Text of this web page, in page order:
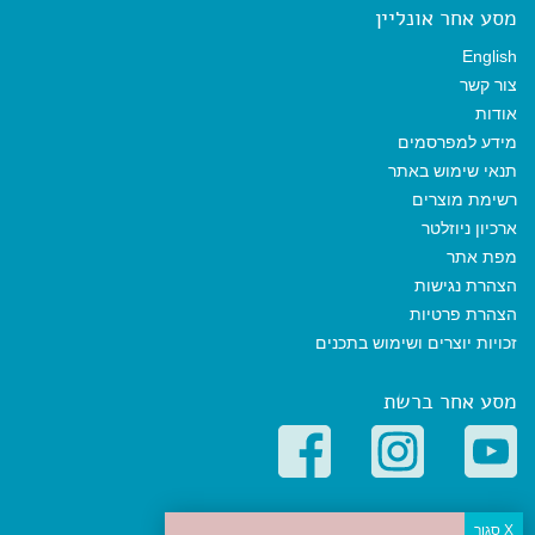
מסע אחר אונליין
English
צור קשר
אודות
מידע למפרסמים
תנאי שימוש באתר
רשימת מוצרים
ארכיון ניוזלטר
מפת אתר
הצהרת נגישות
הצהרת פרטיות
זכויות יוצרים ושימוש בתכנים
מסע אחר ברשת
קטגוריות פופולריות